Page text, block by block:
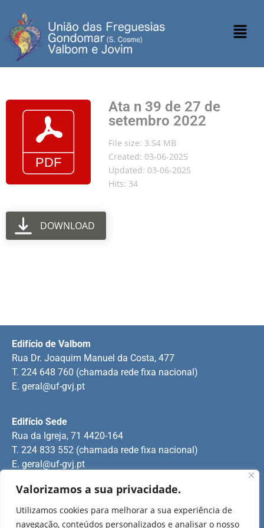
Valorizamos a sua privacidade.
Utilizamos cookies para melhorar a sua experiência de
navegação, conteúdos personalizados e analisar o nosso
Ata n 39 de 27 de
setembro 2022
File size: 3.54 MB
Created: 03-06-2025
Updated: 03-06-2025
Hits: 34
DOWNLOAD
Rua Manuel Pinto Martins
Edifício Sede
Rua da Igreja, 71 4420-164
T. 224 833 552 (chamada rede fixa nacional)
E. geral@uf-gvj.pt
Edifício de Valbom
Rua Dr. Joaquim Manuel da Costa, 477
T. 224 648 760 (chamada rede fixa nacional)
E. geral@uf-gvj.pt